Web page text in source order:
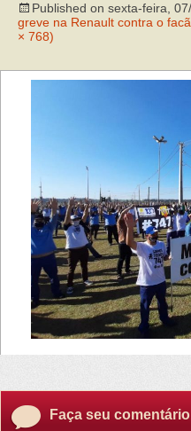
Published on sexta-feira,
greve na Renault contra o
× 768)
Faça seu comentário